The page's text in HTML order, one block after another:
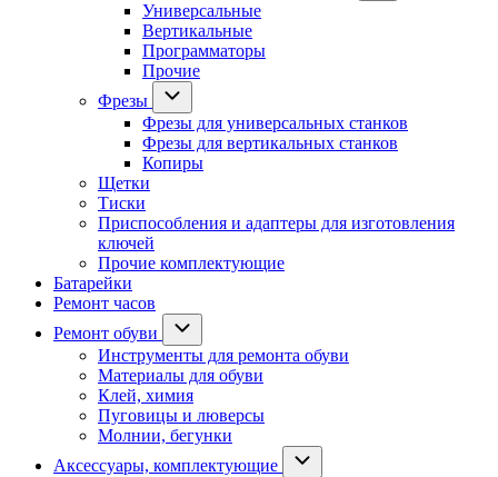
Универсальные
Вертикальные
Программаторы
Прочие
Фрезы
Фрезы для универсальных станков
Фрезы для вертикальных станков
Копиры
Щетки
Тиски
Приспособления и адаптеры для изготовления
ключей
Прочие комплектующие
Батарейки
Ремонт часов
Ремонт обуви
Инструменты для ремонта обуви
Материалы для обуви
Клей, химия
Пуговицы и люверсы
Молнии, бегунки
Аксессуары, комплектующие